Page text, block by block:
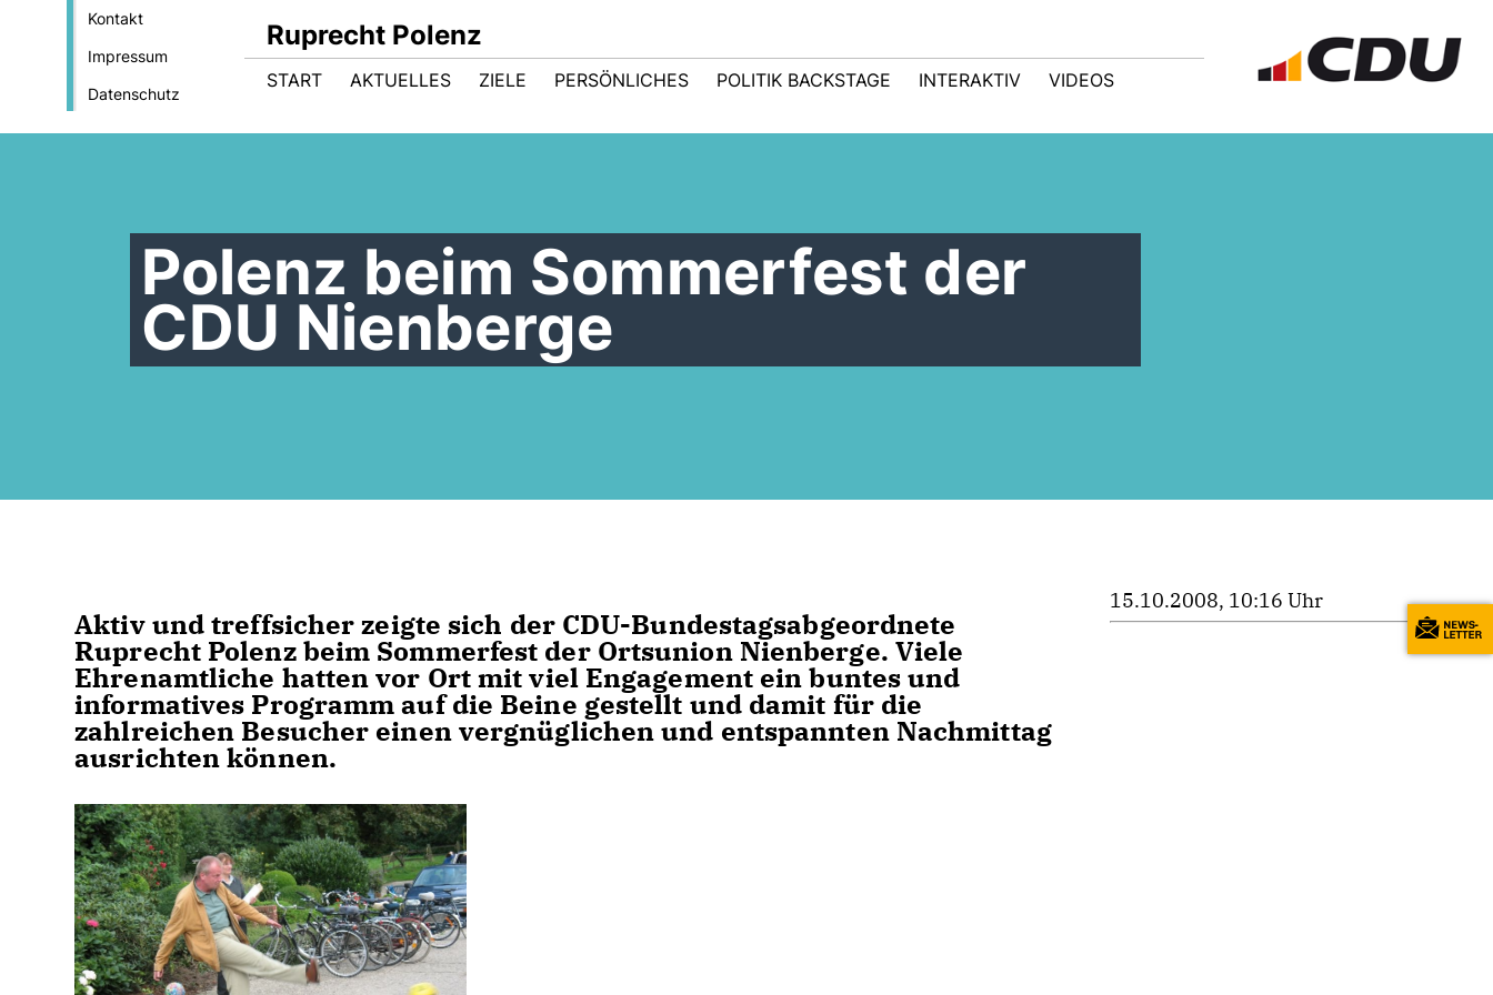
Kontakt
Impressum
Datenschutz
Ruprecht Polenz
START AKTUELLES ZIELE PERSÖNLICHES POLITIK BACKSTAGE INTERAKTIV VIDEOS
Polenz beim Sommerfest der
CDU Nienberge
Aktiv und treffsicher zeigte sich der CDU-Bundestagsabgeordnete
Ruprecht Polenz beim Sommerfest der Ortsunion Nienberge. Viele
Ehrenamtliche hatten vor Ort mit viel Engagement ein buntes und
informatives Programm auf die Beine gestellt und damit für die
zahlreichen Besucher einen vergnüglichen und entspannten Nachmittag
ausrichten können.
15.10.2008, 10:16 Uhr